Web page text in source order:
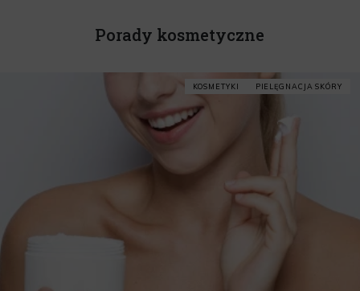
Porady kosmetyczne
KOSMETYKI PIELĘGNACJA SKÓRY